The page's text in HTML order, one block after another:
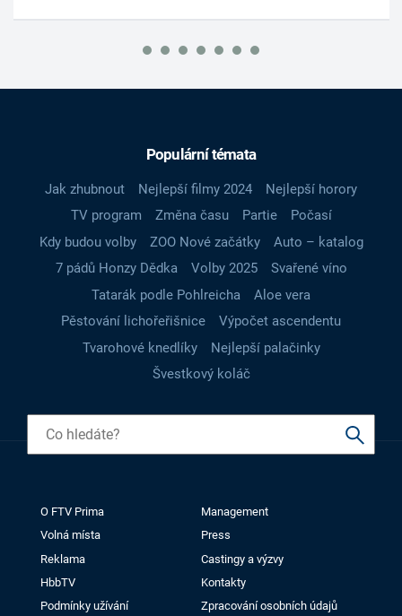
Populární témata
Jak zhubnout Nejlepší filmy 2024
Nejlepší horory
TV program
Změna času Partie
Počasí
Kdy budou volby
ZOO Nové začátky
Auto – katalog
7 pádů Honzy Dědka
Volby 2025
Svařené víno
Tatarák podle Pohlreicha
Aloe vera
Pěstování lichořeřišnice
Výpočet ascendentu
Tvarohové knedlíky
Nejlepší palačinky
Švestkový koláč
O FTV Prima
Management
Volná místa
Press
Reklama
Castingy a výzvy
HbbTV
Kontakty
Podmínky užívání
Zpracování osobních údajů